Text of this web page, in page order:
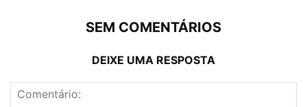
SEM COMENTÁRIOS
DEIXE UMA RESPOSTA